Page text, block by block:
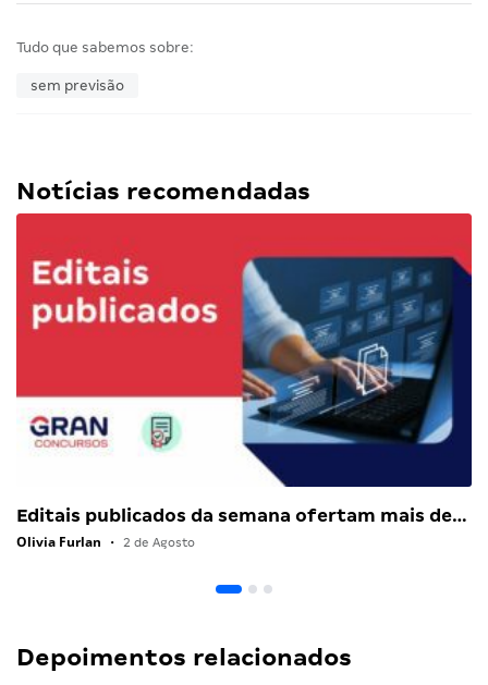
Tudo que sabemos sobre:
sem previsão
Notícias recomendadas
Editais publicados da semana ofertam mais de…
Olivia Furlan • 2 de Agosto
Depoimentos relacionados